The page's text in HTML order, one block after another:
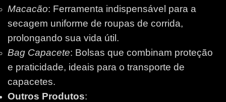
Macacão: Ferramenta indispensável para a
secagem uniforme de roupas de corrida,
prolongando sua vida útil.
Bag Capacete: Bolsas que combinam proteção
e praticidade, ideais para o transporte de
capacetes.
Outros Produtos: